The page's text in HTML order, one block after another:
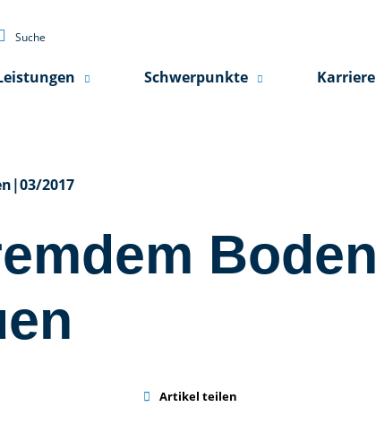
Suche
Schwerpunkte Karriere
|03/2017
Boden
 Artikel teilen